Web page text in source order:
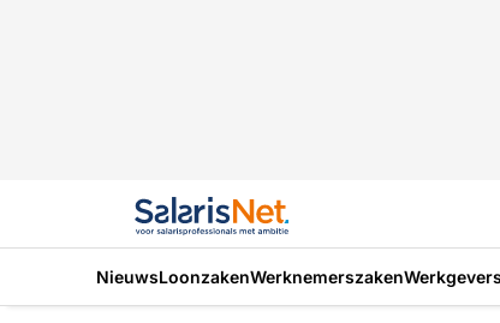
NieuwsLoonzakenWerknemerszaken